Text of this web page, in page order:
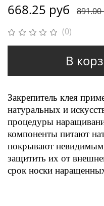
(0)
668.25 руб 891.00
В
Закрепитель клея
натуральных и
процедуры
компоненты питают
покрывают
защитить их от
срок носки